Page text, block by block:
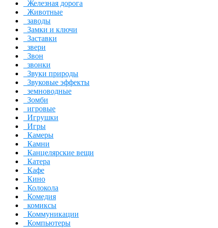
Железная дорога
Животные
заводы
Замки и ключи
Заставки
звери
Звон
звонки
Звуки природы
Звуковые эффекты
земноводные
Зомби
игровые
Игрушки
Игры
Камеры
Камни
Канцелярские вещи
Катера
Кафе
Кино
Колокола
Комедия
комиксы
Коммуникации
Компьютеры